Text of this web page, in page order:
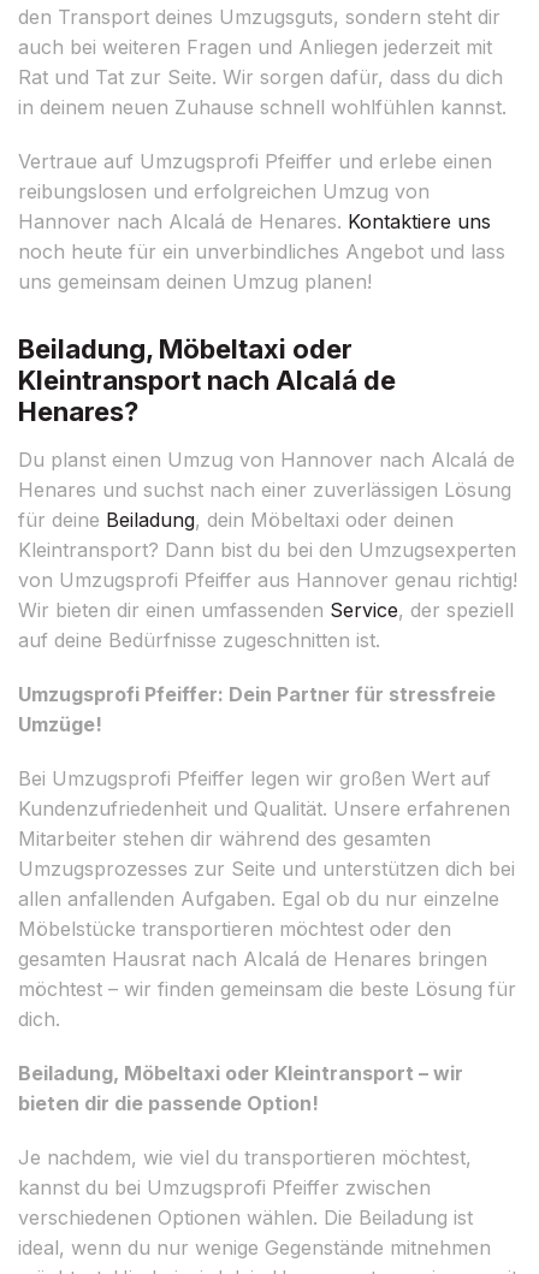
den Transport deines Umzugsguts, sondern steht dir
auch bei weiteren Fragen und Anliegen jederzeit mit
Rat und Tat zur Seite. Wir sorgen dafür, dass du dich
in deinem neuen Zuhause schnell wohlfühlen kannst.
Vertraue auf Umzugsprofi Pfeiffer und erlebe einen
reibungslosen und erfolgreichen Umzug von
Hannover nach Alcalá de Henares. Kontaktiere uns
noch heute für ein unverbindliches Angebot und lass
uns gemeinsam deinen Umzug planen!
Beiladung, Möbeltaxi oder
Kleintransport nach Alcalá de
Henares?
Du planst einen Umzug von Hannover nach Alcalá de
Henares und suchst nach einer zuverlässigen Lösung
für deine Beiladung, dein Möbeltaxi oder deinen
Kleintransport? Dann bist du bei den Umzugsexperten
von Umzugsprofi Pfeiffer aus Hannover genau richtig!
Wir bieten dir einen umfassenden Service, der speziell
auf deine Bedürfnisse zugeschnitten ist.
Umzugsprofi Pfeiffer: Dein Partner für stressfreie
Umzüge!
Bei Umzugsprofi Pfeiffer legen wir großen Wert auf
Kundenzufriedenheit und Qualität. Unsere erfahrenen
Mitarbeiter stehen dir während des gesamten
Umzugsprozesses zur Seite und unterstützen dich bei
allen anfallenden Aufgaben. Egal ob du nur einzelne
Möbelstücke transportieren möchtest oder den
gesamten Hausrat nach Alcalá de Henares bringen
möchtest – wir finden gemeinsam die beste Lösung für
dich.
Beiladung, Möbeltaxi oder Kleintransport – wir
bieten dir die passende Option!
Je nachdem, wie viel du transportieren möchtest,
kannst du bei Umzugsprofi Pfeiffer zwischen
verschiedenen Optionen wählen. Die Beiladung ist
ideal, wenn du nur wenige Gegenstände mitnehmen